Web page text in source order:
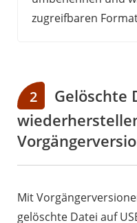
zugreifbaren
2
Gelöschte
Mit
gelöschte Datei auf